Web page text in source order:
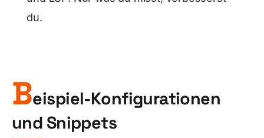
du.
Beispiel-Konfigurationen
und Snippets